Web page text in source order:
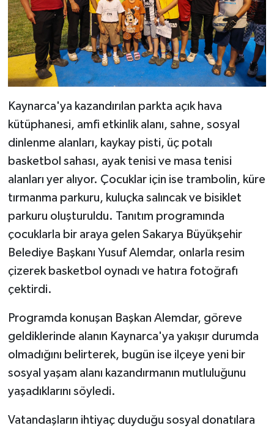
Kaynarca'ya kazandırılan parkta açık hava
kütüphanesi, amfi etkinlik alanı, sahne, sosyal
dinlenme alanları, kaykay pisti, üç potalı
basketbol sahası, ayak tenisi ve masa tenisi
alanları yer alıyor. Çocuklar için ise trambolin, küre
tırmanma parkuru, kuluçka salıncak ve bisiklet
parkuru oluşturuldu. Tanıtım programında
çocuklarla bir araya gelen Sakarya Büyükşehir
Belediye Başkanı Yusuf Alemdar, onlarla resim
çizerek basketbol oynadı ve hatıra fotoğrafı
çektirdi.
Programda konuşan Başkan Alemdar, göreve
geldiklerinde alanın Kaynarca'ya yakışır durumda
olmadığını belirterek, bugün ise ilçeye yeni bir
sosyal yaşam alanı kazandırmanın mutluluğunu
yaşadıklarını söyledi.
Vatandaşların ihtiyaç duyduğu sosyal donatılara